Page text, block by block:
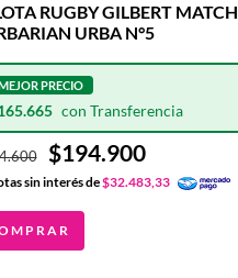
RUGBY GILBERT MATCH
URBA N°5
$194.900
sin interés de$32.483,33